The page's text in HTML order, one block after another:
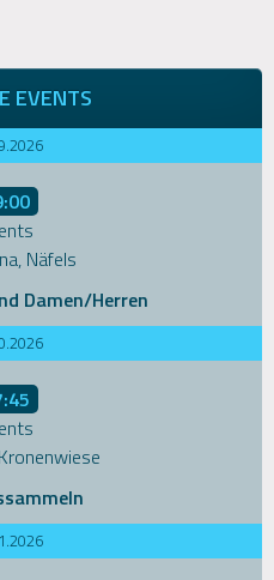
EVENTS
Näfels
Damen/Herren